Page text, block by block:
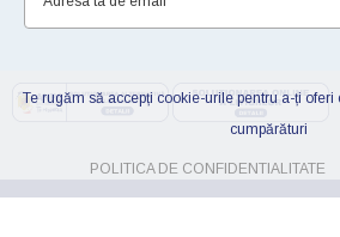
Te rugăm să accepți cookie-urile pentru a-ți
cumpărături
POLITICA DE CONFIDENTIALITATE